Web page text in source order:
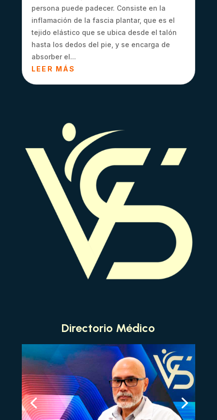
persona puede padecer. Consiste en la
inflamación de la fascia plantar, que es el
tejido elástico que se ubica desde el talón
hasta los dedos del pie, y se encarga de
absorber el...
LEER MÁS
Directorio Médico